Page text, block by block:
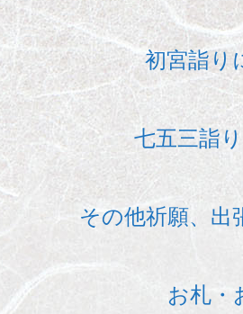
初宮詣り
七五三詣
その他祈願、出
お札・